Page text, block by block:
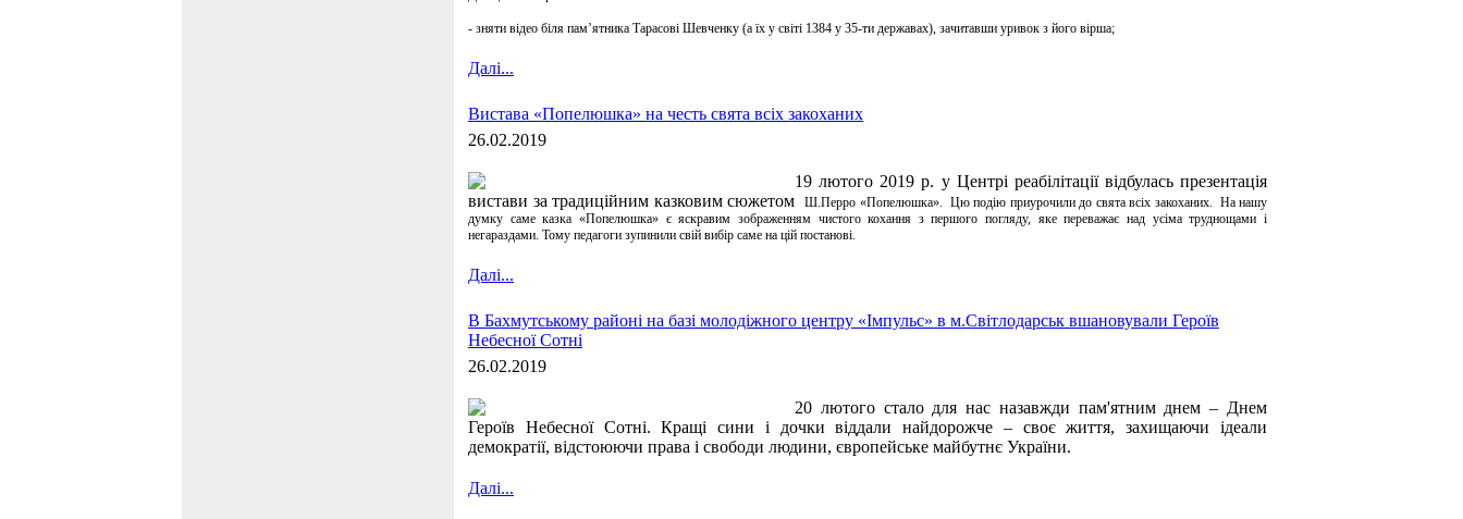
- зняти відео біля пам’ятника Тарасові Шевченку (а їх у світі 1384 у 35-ти державах), зачитавши уривок з його вірша;
Далі...
Вистава «Попелюшка» на честь свята всіх закоханих
26.02.2019
19 лютого 2019 р. у Центрі реабілітації відбулась презентація
вистави за традиційним казковим сюжетом
Ш.Перро «Попелюшка». Цю подію приурочили до свята всіх закоханих. На нашу
думку саме казка «Попелюшка» є яскравим зображенням чистого кохання з першого погляду, яке переважає над усіма труднощами і
негараздами. Тому педагоги зупинили свій вибір саме на цій постанові.
Далі...
В Бахмутському районі на базі молодіжного центру «Імпульс» в м.Світлодарськ вшановували Героїв
Небесної Сотні
26.02.2019
20 лютого стало для нас назавжди пам'ятним днем – Днем
Героїв Небесної Сотні. Кращі сини і дочки віддали найдорожче – своє життя, захищаючи ідеали
демократії, відстоюючи права і свободи людини, європейське майбутнє України.
Далі...